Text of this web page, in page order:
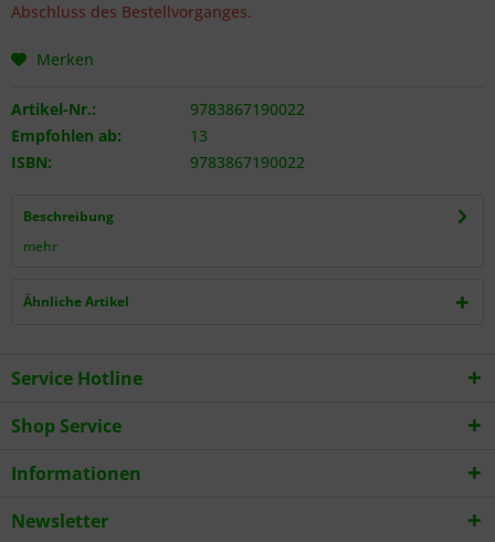
Abschluss des Bestellvorganges.
Merken
Artikel-Nr.:
9783867190022
Empfohlen ab:
13
ISBN:
9783867190022
Beschreibung
mehr
Ähnliche Artikel
Service Hotline
Shop Service
Informationen
Newsletter